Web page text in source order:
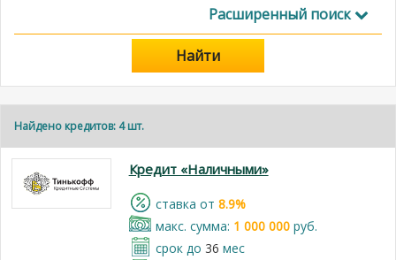
Расширенный поиск
Найти
Найдено кредитов: 4 шт.
Кредит «Наличными»
cтавка от 8.9%
макс. сумма: 1 000 000руб.
срок до 36 мес